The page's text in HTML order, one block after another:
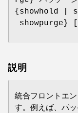
{showhold |
showpurge} [
説明
統合フロントエ
す。例えば、パ